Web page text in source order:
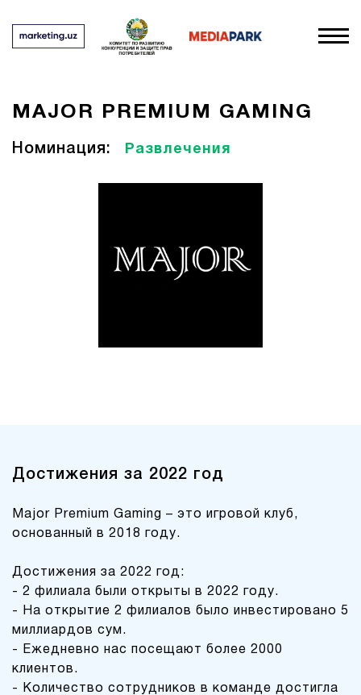
MAJOR PREMIUM GAMING
Номинация: Развлечения
Достижения за 2022 год
Major Premium Gaming – это игровой клуб,
основанный в 2018 году.
Достижения за 2022 год:
- 2 филиала были открыты в 2022 году.
- На открытие 2 филиалов было инвестировано 5
миллиардов сум.
- Ежедневно нас посещают более 2000
клиентов.
- Количество сотрудников в команде достигла